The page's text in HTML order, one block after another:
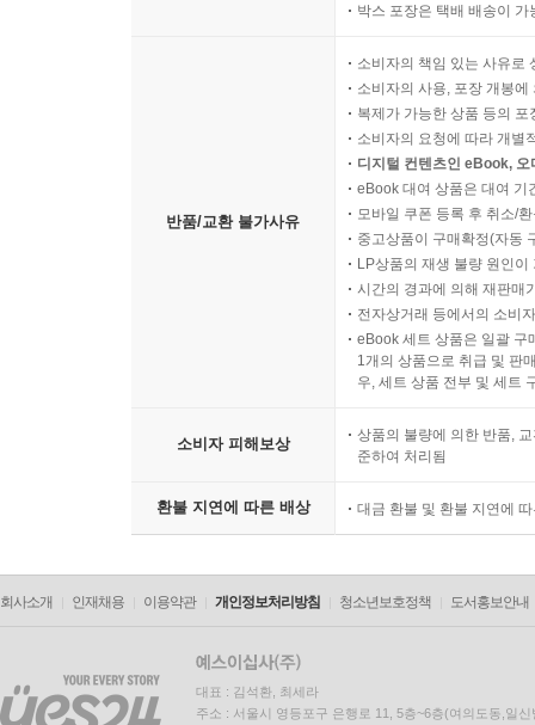
박스 포장은 택배 배송이
반품/교환 불가사유
소비자의 책임 있는 사유로
소비자의 사용, 포장 개봉
복제가 가능한 상품 등의
소비자의 요청에 따라 개별
디지털 컨텐츠인 eBook,
eBook 대여 상품은 대여 기
모바일 쿠폰 등록 후 취소/
중고상품이 구매확정(자동
LP상품의 재생 불량 원인
시간의 경과에 의해 재판매
전자상거래 등에서의 소비
eBook 세트 상품은 일괄 구
1개의 상품으로 취급 및 판
우, 세트 상품 전부 및 세트
소비자 피해보상
상품의 불량에 의한 반품,
준하여 처리됨
환불 지연에 따른 배상 대금 환불 및 환불 지연에
회사소개 인재채용 이용약관 개인정보처리방침 청소년보호정책 도서홍보안내
대표 : 김석환, 최세라
주소 : 서울시 영등포구 은행로 11, 5층~6층(여의도동,일신